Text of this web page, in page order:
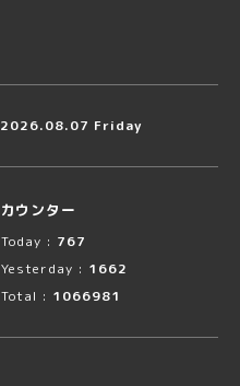
2026.08.07 Friday
カウンター
Today : 767
Yesterday : 1662
Total : 1066981